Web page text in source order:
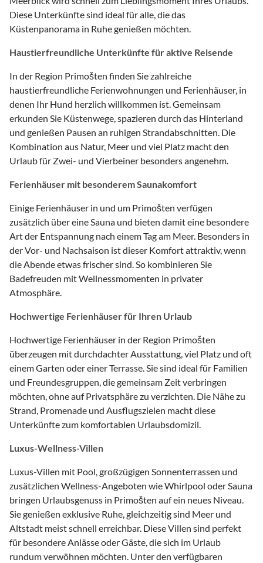
Diese Unterkünfte sind ideal für alle, die das
Küstenpanorama in Ruhe genießen möchten.
Haustierfreundliche Unterkünfte für aktive Reisende
In der Region Primošten finden Sie zahlreiche
haustierfreundliche Ferienwohnungen und Ferienhäuser, in
denen Ihr Hund herzlich willkommen ist. Gemeinsam
erkunden Sie Küstenwege, spazieren durch das Hinterland
und genießen Pausen an ruhigen Strandabschnitten. Die
Kombination aus Natur, Meer und viel Platz macht den
Urlaub für Zwei- und Vierbeiner besonders angenehm.
Ferienhäuser mit besonderem Saunakomfort
Einige Ferienhäuser in und um Primošten verfügen
zusätzlich über eine Sauna und bieten damit eine besondere
Art der Entspannung nach einem Tag am Meer. Besonders in
der Vor- und Nachsaison ist dieser Komfort attraktiv, wenn
die Abende etwas frischer sind. So kombinieren Sie
Badefreuden mit Wellnessmomenten in privater
Atmosphäre.
Hochwertige Ferienhäuser für Ihren Urlaub
Hochwertige Ferienhäuser in der Region Primošten
überzeugen mit durchdachter Ausstattung, viel Platz und oft
einem Garten oder einer Terrasse. Sie sind ideal für Familien
und Freundesgruppen, die gemeinsam Zeit verbringen
möchten, ohne auf Privatsphäre zu verzichten. Die Nähe zu
Strand, Promenade und Ausflugszielen macht diese
Unterkünfte zum komfortablen Urlaubsdomizil.
Luxus-Wellness-Villen
Luxus-Villen mit Pool, großzügigen Sonnenterrassen und
zusätzlichen Wellness-Angeboten wie Whirlpool oder Sauna
bringen Urlaubsgenuss in Primošten auf ein neues Niveau.
Sie genießen exklusive Ruhe, gleichzeitig sind Meer und
Altstadt meist schnell erreichbar. Diese Villen sind perfekt
für besondere Anlässe oder Gäste, die sich im Urlaub
rundum verwöhnen möchten. Unter den verfügbaren